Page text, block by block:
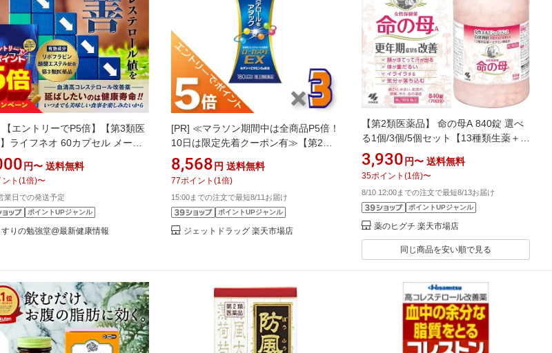
【エントリーでP5倍】【第3類医
ライフネオ 60カプセル メール
無料 / コレステロール コレステ
ル対策 ldlコレステロール 改善 悪
ステロール LDL 改善 リボフラ
酸エステル 中性脂肪 コレステ
下げる
円〜 送料無料
ト (1倍)〜
業日での発送予定
ポイントUPジャンル
すりの勉強堂@最新健康情報
[PR] ≪マラソン期間中は全商品P5倍！
10日は限定先着クーポン有≫【第2類
医薬品】ローカスタEX 180カプセル
×3個 ※セルフメディケーション税制対
象〔高コレステロール〕
8,568 円 送料無料
77ポイント (1倍)
15:00までの注文で最短8/11お届け
ポイントUPジャンル
ジェットドラッグ 楽天市場店
【第2類医薬品】 命の母A 840錠 選べ
る1個/3個/5個セット【13種類生薬＋ビ
タミンの複合薬・更年期症状を改善】
女性保健薬
3,930 円〜 送料無料
35ポイント (1 倍)〜
8/10 12:00までの注文で最短8/13お届け
ポイントUPジャンル
薬のヒグチ 楽天市場店
同じ商品を安い順で見る